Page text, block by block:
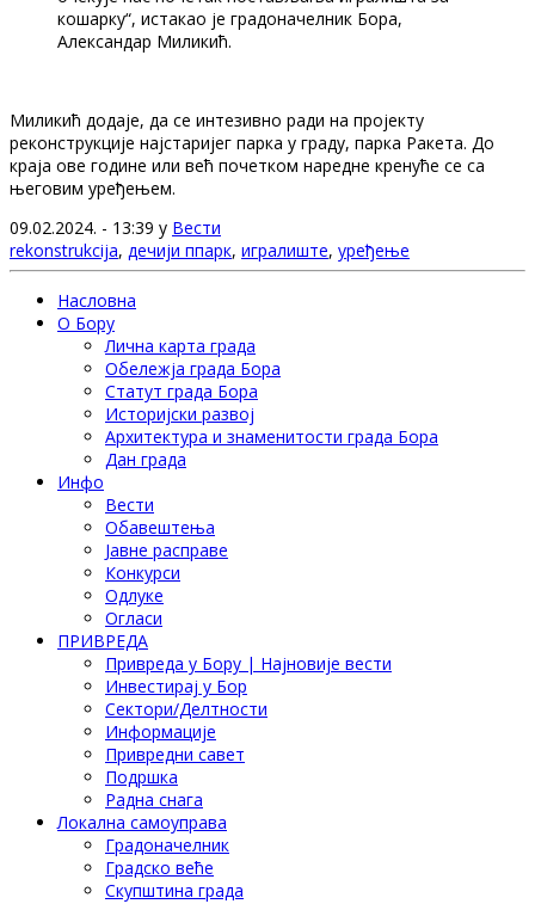
кошарку“, истакао је градоначелник Бора,
Александар Миликић.
Миликић додаје, да се интезивно ради на пројекту
реконструкције најстаријег парка у граду, парка Ракета. До
краја ове године или већ почетком наредне кренуће се са
његовим уређењем.
09.02.2024. - 13:39 у Вести
rekonstrukcija, дечији ппарк, игралиште, уређење
Насловна
О Бору
Лична карта града
Обележја града Бора
Статут града Бора
Историјски развој
Архитектура и знаменитости града Бора
Дан града
Инфо
Вести
Обавештења
Јавне расправе
Конкурси
Одлуке
Огласи
ПРИВРЕДА
Привреда у Бору | Најновије вести
Инвестирај у Бор
Сектори/Делтности
Информације
Привредни савет
Подршка
Радна снага
Локална самоуправа
Градоначелник
Градско веће
Скупштина града